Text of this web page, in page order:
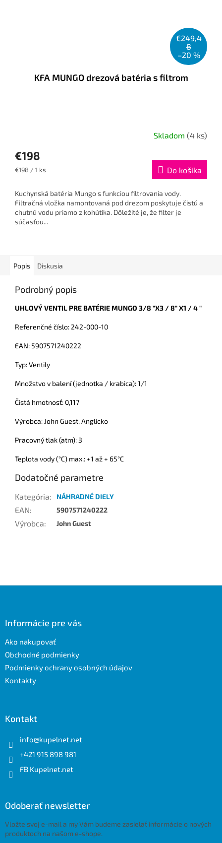
€249,4
8
–20 %
KFA MUNGO drezová batéria s filtrom
Skladom (4 ks)
€198
Jednotková
€198 / 1 ks Do košíka
Kuchynská batéria Mungo s funkciou filtrovania vody.
Filtračná vložka namontovaná pod drezom poskytuje čistú a
chutnú vodu priamo z kohútika. Dôležité je, že filter je
súčasťou...
Popis Diskusia
Podrobný popis
UHLOVÝ VENTIL PRE BATÉRIE MUNGO 3/8 "X3 / 8" X1 / 4 "
Referenčné číslo: 242-000-10
EAN: 5907571240222
Typ: Ventily
Množstvo v balení (jednotka / krabica): 1/1
Čistá hmotnosť: 0,117
Výrobca: John Guest, Anglicko
Pracovný tlak (atm): 3
Teplota vody (°C) max.: +1 až + 65°C
Dodatočné parametre
Kategória: NÁHRADNÉ DIELY
EAN: 5907571240222
Výrobca: John Guest
Informácie pre vás
Ako nakupovať
Obchodné podmienky
Podmienky ochrany osobných údajov
Kontakty
Kontakt
info@kupelnet.net
+421 915 898 981
FB Kupelnet.net
Odoberať newsletter
Vložte svoj e-mail a my Vám budeme zasielať informácie o nových
produktoch na našom e-shope.